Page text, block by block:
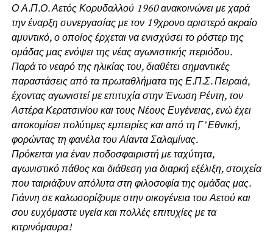
Ο Α.Π.Ο. Αετός Κορυδαλλού 1960 ανακοινώνει με χαρά
την έναρξη συνεργασίας με τον 19χρονο αριστερό ακραίο
αμυντικό, ο οποίος έρχεται να ενισχύσει το ρόστερ της
ομάδας μας ενόψει της νέας αγωνιστικής περιόδου.
Παρά το νεαρό της ηλικίας του, διαθέτει σημαντικές
παραστάσεις από τα πρωταθλήματα της Ε.Π.Σ. Πειραιά,
έχοντας αγωνιστεί με επιτυχία στην Ένωση Ρέντη, τον
Αστέρα Κερατσινίου και τους Νέους Ευγένειας, ενώ έχει
αποκομίσει πολύτιμες εμπειρίες και από τη Γ’ Εθνική,
φορώντας τη φανέλα του Αίαντα Σαλαμίνας.
Πρόκειται για έναν ποδοσφαιριστή με ταχύτητα,
αγωνιστικό πάθος και διάθεση για διαρκή εξέλιξη, στοιχεία
που ταιριάζουν απόλυτα στη φιλοσοφία της ομάδας μας.
Γιάννη σε καλωσορίζουμε στην οικογένεια του Αετού και
σου ευχόμαστε υγεία και πολλές επιτυχίες με τα
κιτρινόμαυρα!